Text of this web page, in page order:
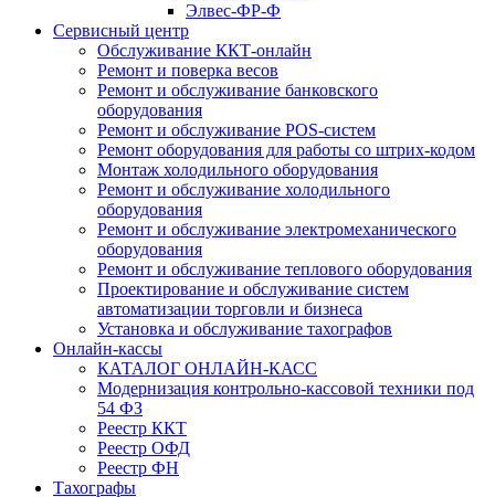
Элвес-ФР-Ф
Сервисный центр
Обслуживание ККТ-онлайн
Ремонт и поверка весов
Ремонт и обслуживание банковского
оборудования
Ремонт и обслуживание POS-систем
Ремонт оборудования для работы со штрих-кодом
Монтаж холодильного оборудования
Ремонт и обслуживание холодильного
оборудования
Ремонт и обслуживание электромеханического
оборудования
Ремонт и обслуживание теплового оборудования
Проектирование и обслуживание систем
автоматизации торговли и бизнеса
Установка и обслуживание тахографов
Онлайн-кассы
КАТАЛОГ ОНЛАЙН-КАСС
Модернизация контрольно-кассовой техники под
54 ФЗ
Реестр ККТ
Реестр ОФД
Реестр ФН
Тахографы